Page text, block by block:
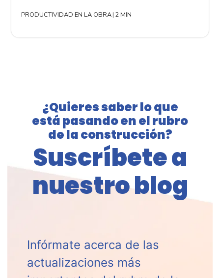
PRODUCTIVIDAD EN LA OBRA| 2 MIN
¿Quieres saber lo que
está pasando en el rubro
de la construcción?
Suscríbete a
nuestro blog
Infórmate acerca de las
actualizaciones más